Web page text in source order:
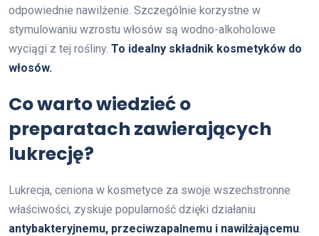
odpowiednie nawilżenie. Szczególnie korzystne w
stymulowaniu wzrostu włosów są wodno-alkoholowe
wyciągi z tej rośliny. To idealny składnik kosmetyków do
włosów.
Co warto wiedzieć o
preparatach zawierających
lukrecję?
Lukrecja, ceniona w kosmetyce za swoje wszechstronne
właściwości, zyskuje popularność dzięki działaniu
antybakteryjnemu, przeciwzapalnemu i nawilżającemu.